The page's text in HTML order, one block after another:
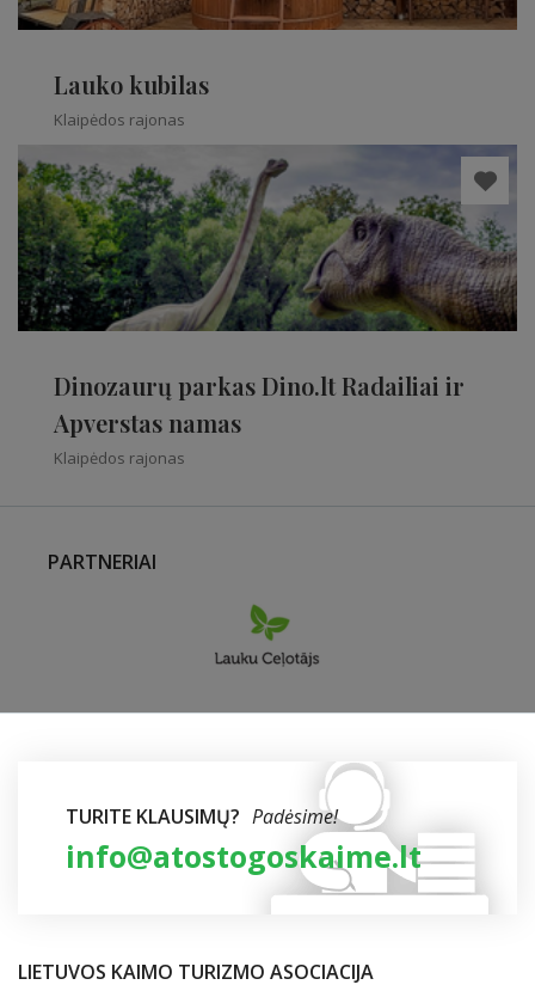
Lauko kubilas
Klaipėdos rajonas
Dinozaurų parkas Dino.lt Radailiai ir
Apverstas namas
Klaipėdos rajonas
PARTNERIAI
TURITE KLAUSIMŲ? Padėsime!
info@atostogoskaime.lt
LIETUVOS KAIMO TURIZMO ASOCIACIJA